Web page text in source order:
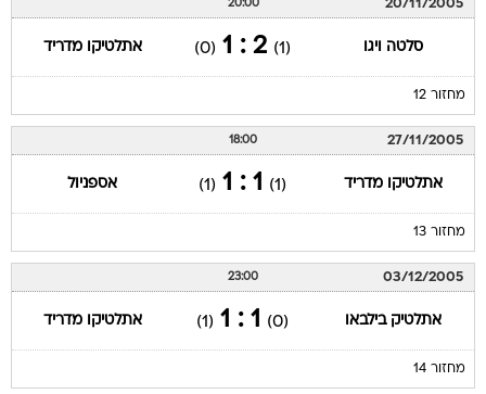
20/11/2005
20:00
סלטה ויגו (1)
2 : 1
(0) אתלטיקו מדריד
מחזור 12
27/11/2005
18:00
אתלטיקו מדריד (1)
1 : 1
(1) אספניול
מחזור 13
03/12/2005
23:00
אתלטיק בילבאו (0)
1 : 1
(1) אתלטיקו מדריד
מחזור 14